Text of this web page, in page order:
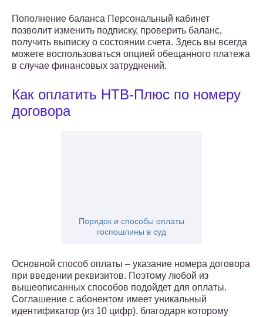
Пополнение баланса Персональный кабинет
позволит изменить подписку, проверить баланс,
получить выписку о состоянии счета. Здесь вы всегда
можете воспользоваться опцией обещанного платежа
в случае финансовых затруднений.
Как оплатить НТВ-Плюс по номеру
договора
Порядок и способы оплаты
госпошлины в суд
Основной способ оплаты – указание номера договора
при введении реквизитов. Поэтому любой из
вышеописанных способов подойдет для оплаты.
Соглашение с абонентом имеет уникальный
идентификатор (из 10 цифр), благодаря которому